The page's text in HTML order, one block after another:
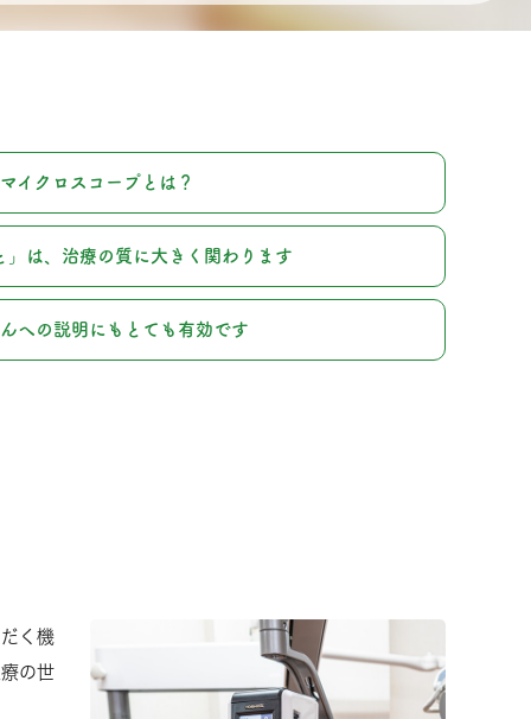
マイクロスコープとは？
」は、治療の質に大きく関わります
への説明にもとても有効です
く機
の世